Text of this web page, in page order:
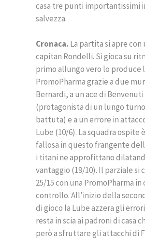
casa tre punti importantissimi
salvezza.
Cronaca. La partita si apre con
capitan Rondelli. Si gioca su
primo allungo vero lo produce
PromoPharma grazie a due
Bernardi, a un ace di Benvenuti
(protagonista di un lungo
battuta) e a un errore in
Lube (10/6). La squadra ospite
fallosa in questo frangente
i titani ne approfittano
vantaggio (19/10). Il parziale si
25/15 con una PromoPharma
controllo. All’inizio della
di gioco la Lube azzera gli
resta in scia ai padroni di casa
però a sfruttare gli attacchi di